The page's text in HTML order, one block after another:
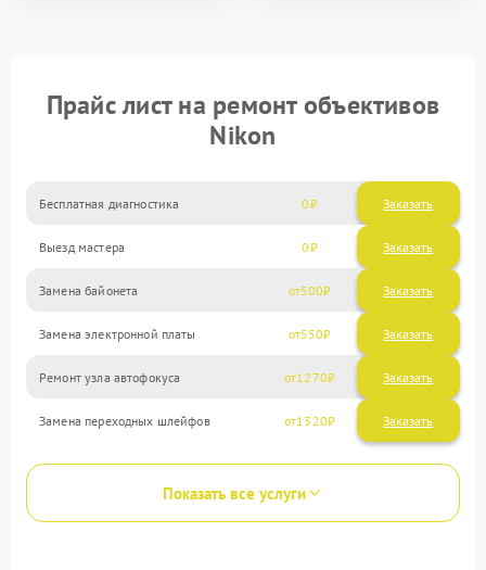
Прайс лист на ремонт объективов
Nikon
Бесплатная диагностика 0 Заказать
Выезд мастера 0 Заказать
Замена байонета 500
Замена электронной платы 550
Ремонт узла автофокуса 1270
Замена переходных шлейфов 1320
Показать все услуги